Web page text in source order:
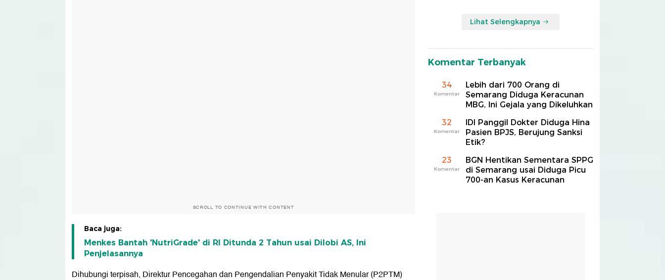
SCROLL TO CONTINUE WITH CONTENT
Baca juga:
Menkes Bantah 'NutriGrade' di RI Ditunda 2 Tahun usai Dilobi AS, Ini
Penjelasannya
Dihubungi terpisah, Direktur Pencegahan dan Pengendalian Penyakit Tidak Menular (P2PTM)
Lihat Selengkapnya
Komentar Terbanyak
34
Komentar
Lebih dari 700 Orang di
Semarang Diduga Keracunan
MBG, Ini Gejala yang Dikeluhkan
32
Komentar
IDI Panggil Dokter Diduga Hina
Pasien BPJS, Berujung Sanksi
Etik?
23
Komentar
BGN Hentikan Sementara SPPG
di Semarang usai Diduga Picu
700-an Kasus Keracunan